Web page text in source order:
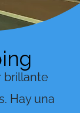
brillante
Hay una